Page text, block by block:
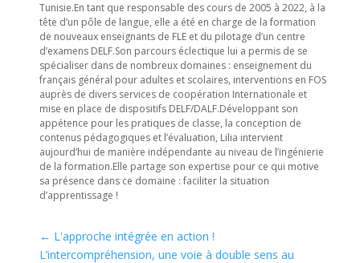
Tunisie.En tant que responsable des cours de 2005 à 2022, à la
tête d’un pôle de langue, elle a été en charge de la formation
de nouveaux enseignants de FLE et du pilotage d’un centre
d’examens DELF.Son parcours éclectique lui a permis de se
spécialiser dans de nombreux domaines : enseignement du
français général pour adultes et scolaires, interventions en FOS
auprès de divers services de coopération Internationale et
mise en place de dispositifs DELF/DALF.Développant son
appétence pour les pratiques de classe, la conception de
contenus pédagogiques et l’évaluation, Lilia intervient
aujourd’hui de manière indépendante au niveau de l’ingénierie
de la formation.Elle partage son expertise pour ce qui motive
sa présence dans ce domaine : faciliter la situation
d’apprentissage !
← L'approche intégrée en action !
L’intercompréhension, une voie à double sens au